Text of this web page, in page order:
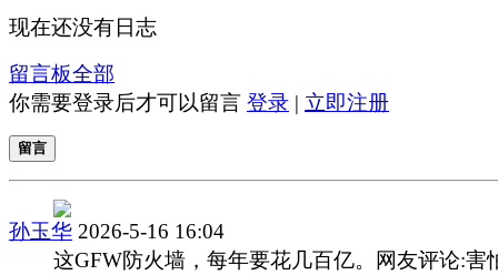
现在还没有日志
留言板全部
你需要登录后才可以留言 登录 | 立即注册
留言
孙玉华 2026-5-16 16:04
这GFW防火墙，每年要花几百亿。网友评论:害